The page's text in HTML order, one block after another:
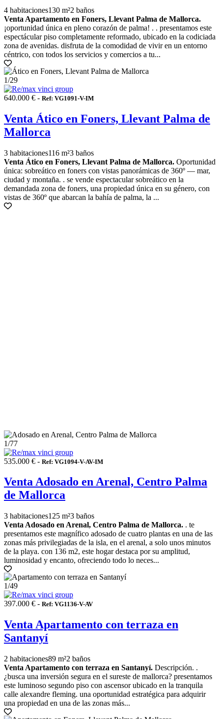
4 habitaciones130 m²2 baños
Venta Apartamento en Foners, Llevant Palma de Mallorca.
¡oportunidad única en pleno corazón de palma! . . presentamos este
espectácular piso completamente reformado, ubicado en la codiciada
zona de avenidas. disfruta de la comodidad de vivir en un entorno
céntrico, con todos los servicios y comercios a tu...
1/29
640.000 € - Ref: VG1091-V-IM
Venta Ático en Foners, Llevant Palma de
Mallorca
3 habitaciones116 m²3 baños
Venta Ático en Foners, Llevant Palma de Mallorca. Oportunidad
única: sobreático en foners con vistas panorámicas de 360º — mar,
ciudad y montaña. . se vende espectacular sobreático en la
demandada zona de foners, una propiedad única en su género, con
vistas de 360º que abarcan la bahía de palma, la ...
1/77
535.000 € - Ref: VG1094-V-AV-IM
Venta Adosado en Arenal, Centro Palma
de Mallorca
3 habitaciones125 m²3 baños
Venta Adosado en Arenal, Centro Palma de Mallorca. . te
presentamos este magnífico adosado de cuatro plantas en una de las
zonas más privilegiadas de la isla, en el arenal, a solo unos minutos
de la playa. con 136 m2, este hogar destaca por su amplitud,
luminosidad y encanto, ofreciendo todo lo neces...
1/49
397.000 € - Ref: VG1136-V-AV
Venta Apartamento con terraza en
Santanyí
2 habitaciones89 m²2 baños
Venta Apartamento con terraza en Santanyí. Descripción. .
¿busca una inversión segura en el sureste de mallorca? presentamos
este luminoso segundo piso con ascensor ubicado en la tranquila
calle alexandre fleming. una oportunidad estratégica para adquirir
una propiedad en una de las zonas más...